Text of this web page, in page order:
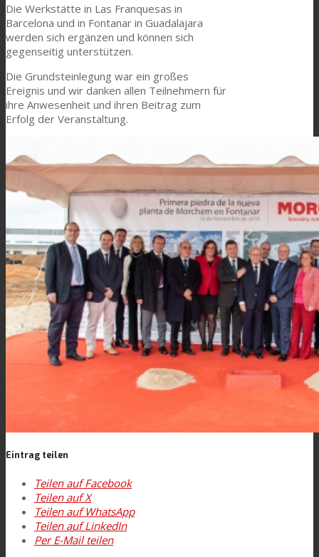
Leistung
Nachhaltigkeit
Zertifikate
Karriere
News
Kontaktieren Sie uns
Menü Menü
Die Werkstätte in Las Franquesas in
Barcelona und in Fontanar in Guadalajara
werden sich ergänzen und können sich
gegenseitig unterstützen.
Die Grundsteinlegung war ein großes
Ereignis und wir danken allen Teilnehmern für
ihre Anwesenheit und ihren Beitrag zum
Erfolg der Veranstaltung.
Eintrag teilen
Teilen auf Facebook
Teilen auf X
Teilen auf WhatsApp
Teilen auf LinkedIn
Per E-Mail teilen